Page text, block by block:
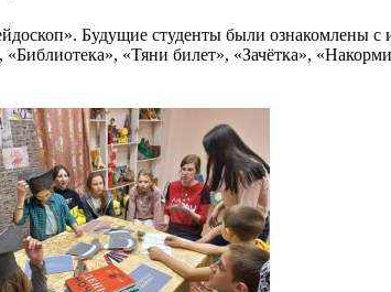
Будущие студенты были ознакомлены с
«Тяни билет», «Зачётка»,